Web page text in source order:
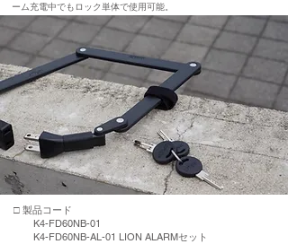
ーム充電中でもロック単体で使用可能。
​□ 製品コード
K4-FD60NB-01
K4-FD60NB-AL-01 LION ALARMセット